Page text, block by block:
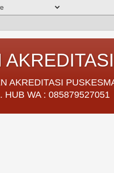
AKREDITASI
HUB WA : 085879527051